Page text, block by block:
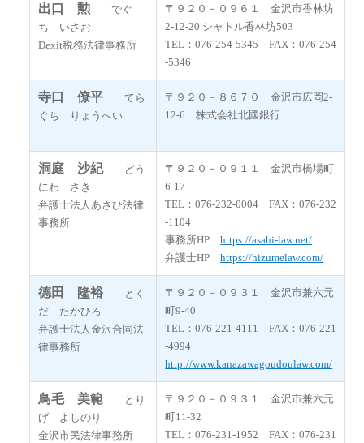
出口 勲 でぐ
ち いさお
Dexit税務法律事務所
〒９２０－０９６１ 金沢市香林坊
2-12-20 シャトル香林坊503
TEL：076-254-5345 FAX：076-254
-5346
寺口 僚平 てら
ぐち りょうへい
〒９２０－８６７０ 金沢市広岡2-
12-6 株式会社北國銀行
洞庭 沙紀どう
にわ さき
弁護士法人あさひ法律
事務所
〒９２０－０９１１ 金沢市橋場町
6-17
TEL：076-232-0004 FAX：076-232
-1104
事務所HPhttps://asahi-law.net/
弁護士HPhttps://hizumelaw.com/
德田 隆裕 とく
だ たかひろ
弁護士法人金沢合同法
律事務所
〒９２０－０９３１ 金沢市兼六元
町9-40
TEL：076-221-4111 FAX：076-221
-4994
http://www.kanazawagoudoulaw.com/
鳥毛 美範 とり
げ よしのり
金沢市民法律事務所
〒９２０－０９３１ 金沢市兼六元
町11-32
TEL：076-231-1952 FAX：076-231